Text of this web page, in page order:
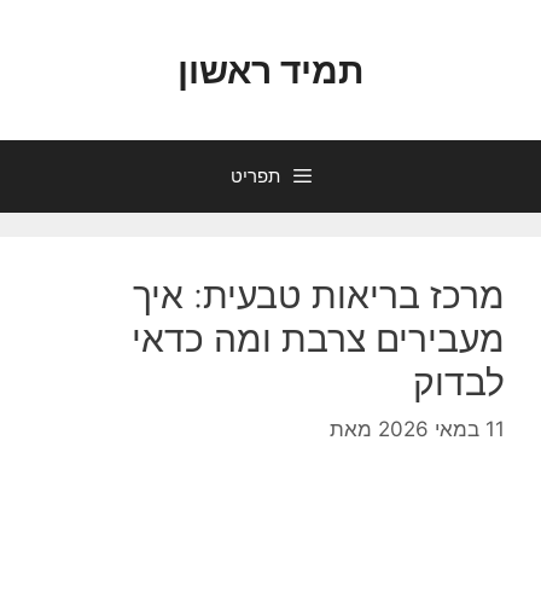
תמיד ראשון
תפריט
מרכז בריאות טבעית: איך
מעבירים צרבת ומה כדאי
לבדוק
11 במאי 2026 מאת